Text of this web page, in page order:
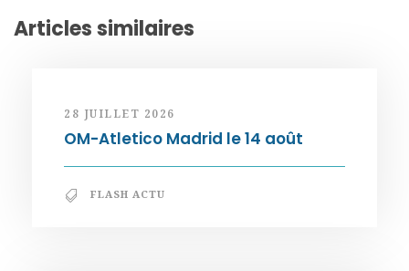
Articles similaires
28 JUILLET 2026
OM-Atletico Madrid le 14 août
FLASH ACTU